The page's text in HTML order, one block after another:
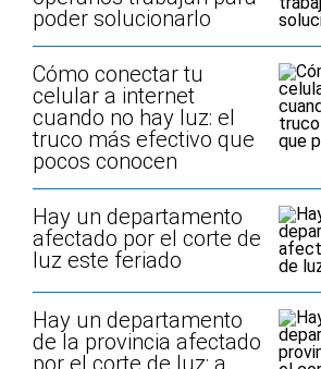
poder solucionarlo
Cómo conectar tu
celular a internet
cuando no hay luz: el
truco más efectivo que
pocos conocen
Hay un departamento
afectado por el corte de
luz este feriado
Hay un departamento
de la provincia afectado
por el corte de luz: a